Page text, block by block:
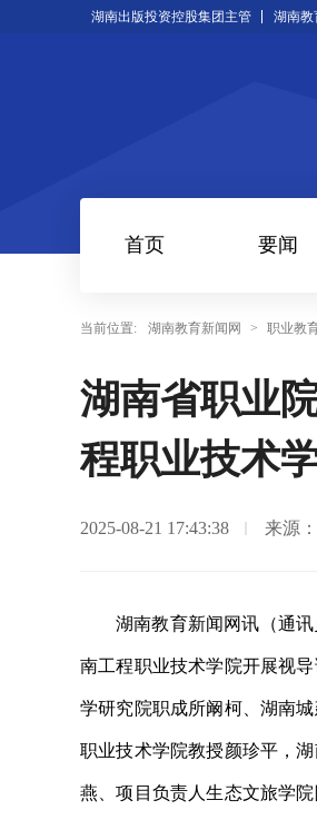
湖南出版投资控股集团主管 湖南教
首页 要闻
当前位置: 湖南教育新闻网 > 职业教
湖南省职业
程职业技术
2025-08-21 17:43:38 来源
湖南教育新闻网讯（通
南工程职业技术学院开展视
学研究院职成所阚柯、湖南
职业技术学院教授颜珍平，
燕、项目负责人生态文旅学